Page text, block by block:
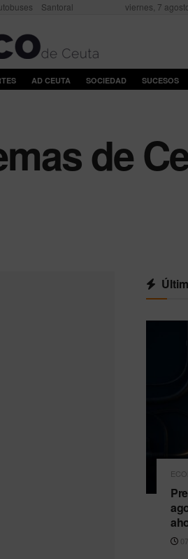
Santoral viernes, 7
AD CEUTA SOCIEDAD SUCESOS
de